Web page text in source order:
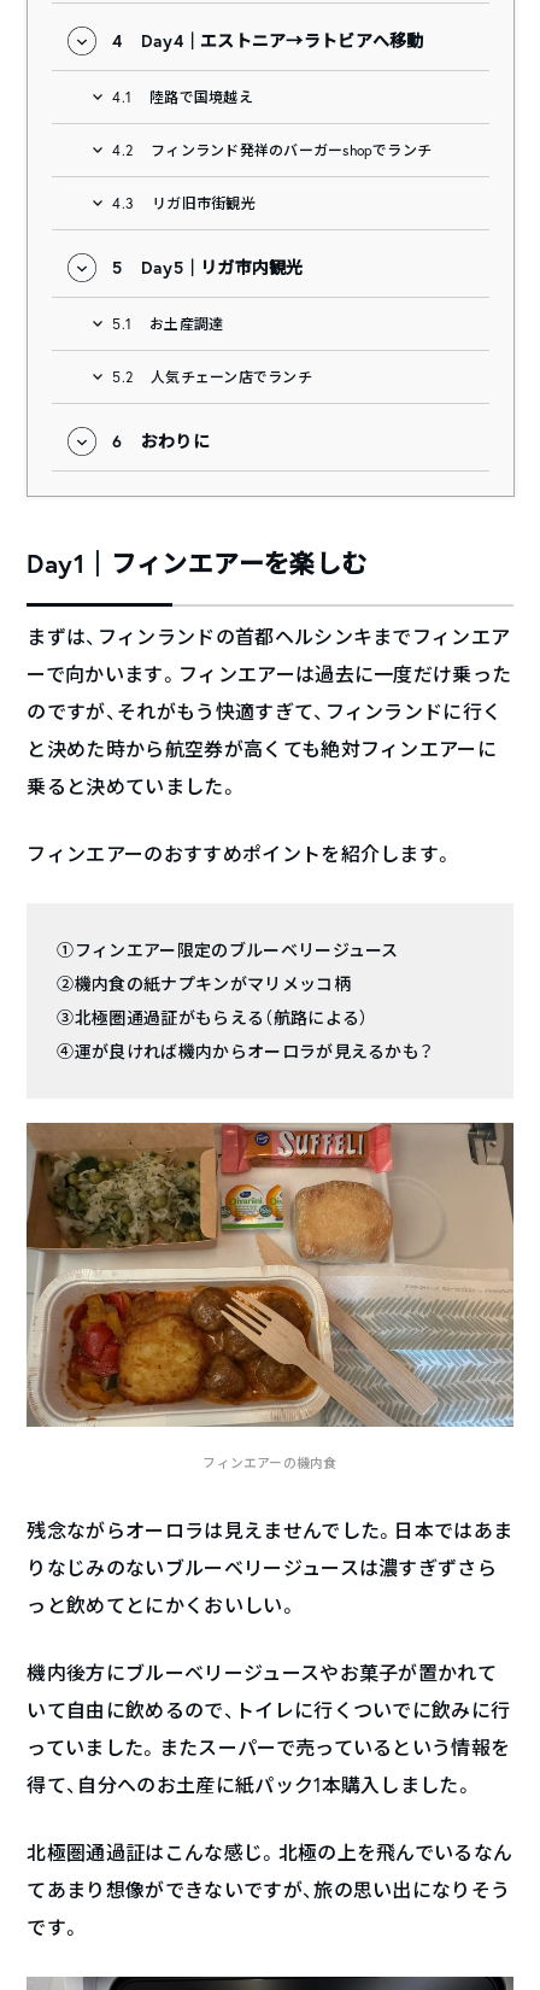
4 Day4｜エストニア→ラトビアへ移動
4.1 陸路で国境越え
4.2 フィンランド発祥のバーガーshopでランチ
4.3 リガ旧市街観光
5 Day5｜リガ市内観光
5.1 お土産調達
5.2 人気チェーン店でランチ
6 おわりに
Day1｜フィンエアーを楽しむ
まずは、フィンランドの首都ヘルシンキまでフィンエア
ーで向かいます。フィンエアーは過去に一度だけ乗った
のですが、それがもう快適すぎて、フィンランドに行く
と決めた時から航空券が高くても絶対フィンエアーに
乗ると決めていました。
フィンエアーのおすすめポイントを紹介します。
①フィンエアー限定のブルーベリージュース
②機内食の紙ナプキンがマリメッコ柄
③北極圏通過証がもらえる（航路による）
④運が良ければ機内からオーロラが見えるかも？
フィンエアーの機内食
残念ながらオーロラは見えませんでした。日本ではあま
りなじみのないブルーベリージュースは濃すぎずさら
っと飲めてとにかくおいしい。
機内後方にブルーベリージュースやお菓子が置かれて
いて自由に飲めるので、トイレに行くついでに飲みに行
っていました。またスーパーで売っているという情報を
得て、自分へのお土産に紙パック1本購入しました。
北極圏通過証はこんな感じ。北極の上を飛んでいるなん
てあまり想像ができないですが、旅の思い出になりそう
です。